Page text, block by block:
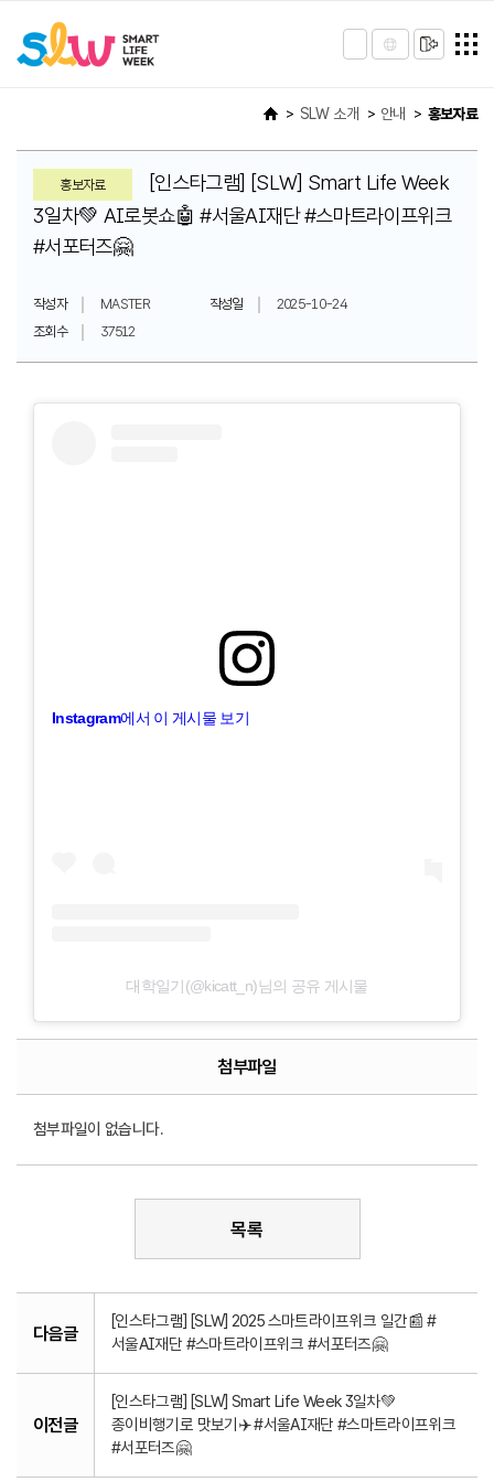
SLW 소개 안내 홍보자료
홍보자료
[인스타그램] [SLW] Smart Life Week
3일차💚 AI로봇쇼🤖 #서울AI재단 #스마트라이프위크
#서포터즈🤗
작성자 MASTER 작성일
2025-10-24
조회수
37512
Instagram에서 이 게시물 보기
대학일기(@kicatt_n)님의 공유 게시물
첨부파일
첨부파일이 없습니다.
목록
다음글
[인스타그램] [SLW] 2025 스마트라이프위크 일간📰 #
서울AI재단 #스마트라이프위크 #서포터즈🤗
이전글
[인스타그램] [SLW] Smart Life Week 3일차💚
종이비행기로 맛보기✈️ #서울AI재단 #스마트라이프위크
#서포터즈🤗